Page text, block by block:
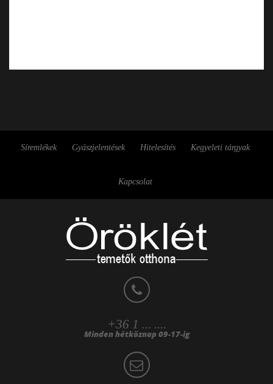
Síremlékek Gyászjelentések Hitelesítés Kegyeleti tárgyak
Kapcsolat
+36 1 ... ....
Minden hétköznap 09-17-ig